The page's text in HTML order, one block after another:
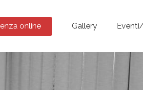
online Gallery